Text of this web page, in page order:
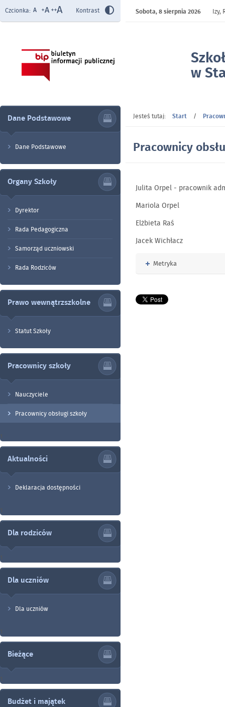
w
Czcionka: Kontrast Sobota,8 sierpnia 2026 Izy,
Dane Podstawowe
Dane Podstawowe
Organy Szkoły
Dyrektor
Rada Pedagogiczna
Samorząd uczniowski
Rada Rodziców
Prawo wewnątrzszkolne
Statut Szkoły
Pracownicy szkoły
Nauczyciele
Pracownicy obsługi szkoły
Aktualności
Deklaracja dostępności
Dla rodziców
Dla uczniów
Dla uczniów
Bieżące
Budżet i majątek
Jesteś tutaj: Start /
Pracownicy
Julita Orpel - pracownik
Mariola Orpel
Elżbieta Raś
Jacek Wichłacz
Rozwiń
Metryka